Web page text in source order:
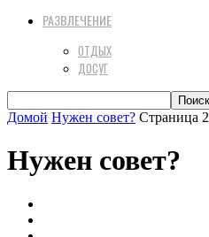
РАЗВЛЕЧЕНИЕ
ОТДЫХ
ДОСУГ
Домой Нужен совет? Страница 2
Нужен совет?